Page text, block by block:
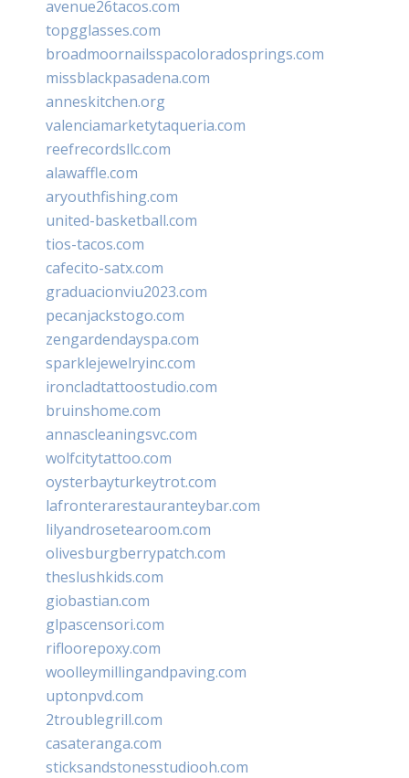
avenue26tacos.com
topgglasses.com
broadmoornailsspacoloradosprings.com
missblackpasadena.com
anneskitchen.org
valenciamarketytaqueria.com
reefrecordsllc.com
alawaffle.com
aryouthfishing.com
united-basketball.com
tios-tacos.com
cafecito-satx.com
graduacionviu2023.com
pecanjackstogo.com
zengardendayspa.com
sparklejewelryinc.com
ironcladtattoostudio.com
bruinshome.com
annascleaningsvc.com
wolfcitytattoo.com
oysterbayturkeytrot.com
lafronterarestauranteybar.com
lilyandrosetearoom.com
olivesburgberrypatch.com
theslushkids.com
giobastian.com
glpascensori.com
rifloorepoxy.com
woolleymillingandpaving.com
uptonpvd.com
2troublegrill.com
casateranga.com
sticksandstonesstudiooh.com